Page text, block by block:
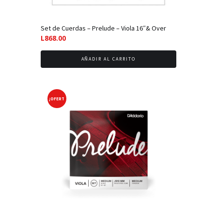
Set de Cuerdas – Prelude – Viola 16″& Over
L868.00
AÑADIR AL CARRITO
¡OFERT